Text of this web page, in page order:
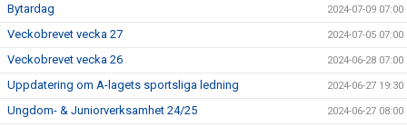
Bytardag 2024-07-09 07:00
Veckobrevet vecka 27 2024-07-05 07:00
Veckobrevet vecka 26 2024-06-28 07:00
Uppdatering om A-lagets sportsliga ledning 2024-06-27 19:30
Ungdom- & Juniorverksamhet 24/25 2024-06-27 08:00